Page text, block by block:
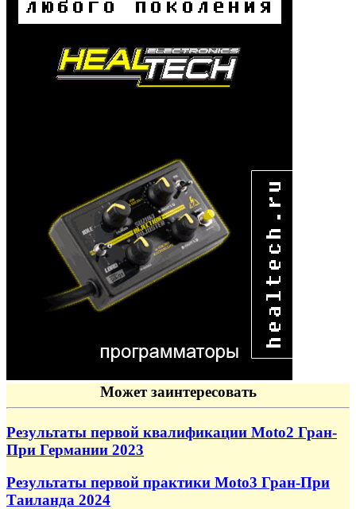
Может заинтересовать
Результаты первой квалификации Moto2 Гран-
При Германии 2023
Результаты первой практики Moto3 Гран-При
Таиланда 2024